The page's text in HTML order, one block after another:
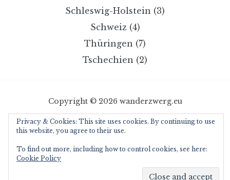
Schleswig-Holstein (3)
Schweiz(4)
Thüringen (7)
Tschechien (2)
Copyright © 2026 wanderzwerg.eu
Designed byWPZOOM
Privacy & Cookies: This site uses cookies. By continuing to use
this website, you agree to their use.
To find out more, including how to control cookies, see here:
Cookie Policy